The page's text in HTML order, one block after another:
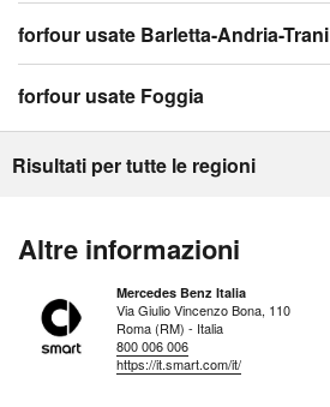
forfour usate Barletta-Andria-Trani
forfour usate Foggia
Risultati per tutte le regioni
Altre informazioni
Mercedes Benz Italia
Via Giulio Vincenzo Bona, 110
Roma (RM) - Italia
800 006 006
https://it.smart.com/it/